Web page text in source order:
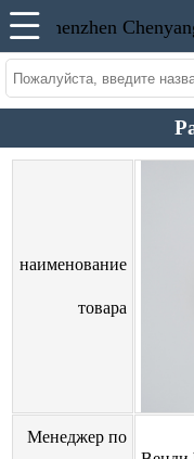
наименование
товара
Менеджер по